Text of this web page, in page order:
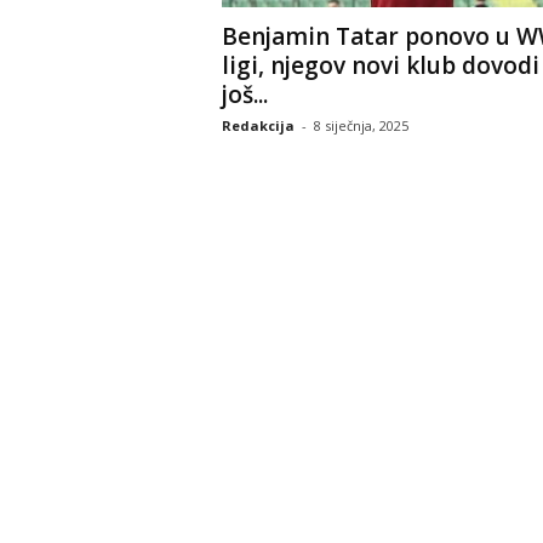
Benjamin Tatar ponovo u
ligi, njegov novi klub dovodi
još...
Redakcija - 8 siječnja, 2025